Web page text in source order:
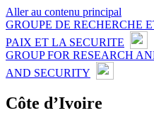
Aller au contenu principal
GROUPE DE RECHERCHE
PAIX ET LA SECURITE
GROUP FOR RESEARCH
AND SECURITY
Côte d’Ivoire